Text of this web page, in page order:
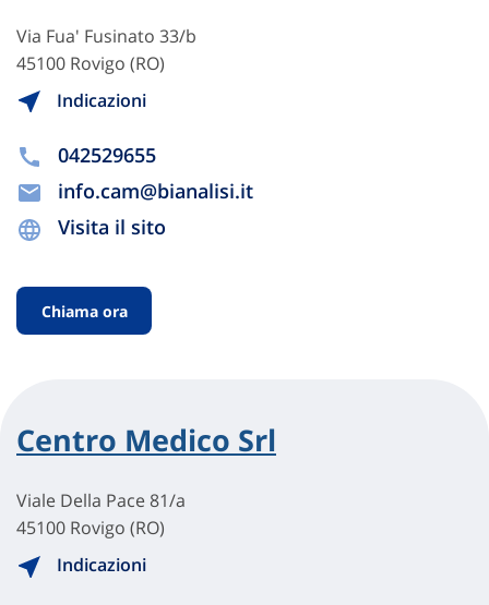
Via Fua' Fusinato 33/b
45100 Rovigo (RO)
Indicazioni
042529655
info.cam@bianalisi.it
Visita il sito
Chiama ora
Centro Medico Srl
Viale Della Pace 81/a
45100 Rovigo (RO)
Indicazioni